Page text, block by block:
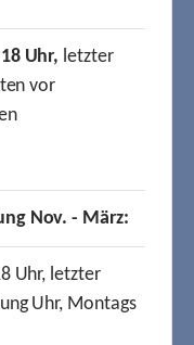
Uhr, letzter
vor
Nov. - März:
Uhr, letzter
Uhr, Montags